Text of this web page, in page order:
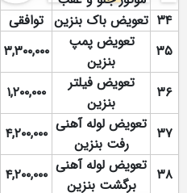
۳۴ تعویض باک بنزین توافقی
۳۵
تعویض پمپ
بنزین
۳,۳۰۰,۰۰۰
۳۶
تعویض فیلتر
بنزین
۱,۲۰۰,۰۰۰
۳۷ تعویض لوله آهنی
رفت بنزین
۴,۲۰۰,۰۰۰
۳۸ تعویض لوله آهنی
برگشت بنزین
۴,۲۰۰,۰۰۰